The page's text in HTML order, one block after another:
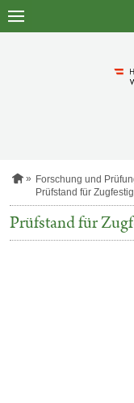
Zum
S
a
r
t
s
Forschung und
Prüfstand für
Prüfstand für